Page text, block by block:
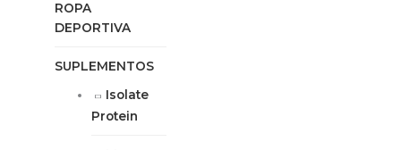
ROPA
DEPORTIVA
SUPLEMENTOS
Isolate
Protein